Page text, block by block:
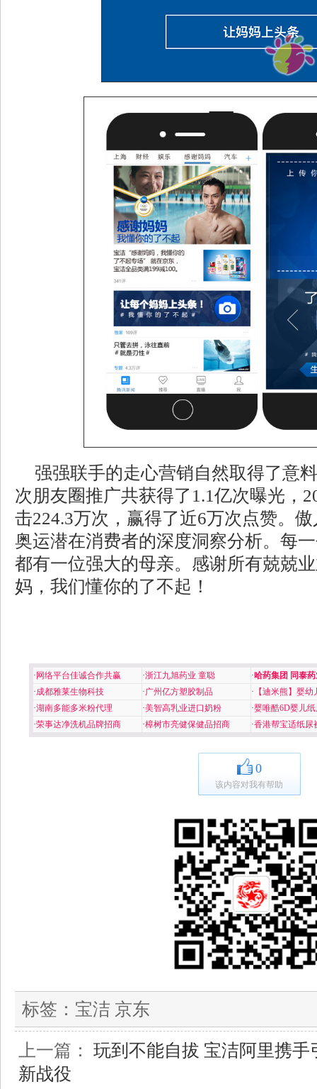
强强联手的走心营销自然取得了意
次朋友圈推广共获得了1.1亿次曝光，
击224.3万次，赢得了近6万次点赞。
奥运潜在消费者的深度洞察分析。每
都有一位强大的母亲。感谢所有兢兢
妈，我们懂你的了不起！
· 网络平台佳诚合作共赢 ·浙江九旭药业 童聪 ·哈药集团 同泰
·成都雅莱生物科技 ·广州亿方塑胶制品 · 【迪米熊】婴幼
·湖南多能多米粉代理 ·美智高乳业进口奶粉 ·婴唯酷6D婴儿
·荣事达净洗机品牌招商 ·樟树市亮健保健品招商 ·香港帮宝适纸尿
0
该内容对我有帮助
标签： 宝洁 京东
上一篇： 玩到不能自拔 宝洁阿里携
新战役